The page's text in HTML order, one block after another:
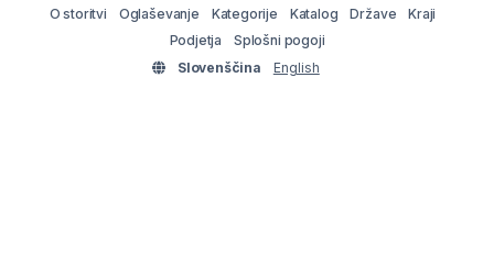
O storitvi
Oglaševanje Kategorije Katalog Države
Kraji
Podjetja
Splošni pogoji
Slovenščina
English